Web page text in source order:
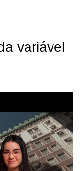
variável